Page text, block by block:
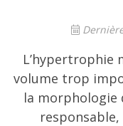
L’hypertrophie
volume trop
la morphologie
CONTACT